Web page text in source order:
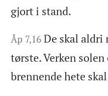
gjort i stand.
Åp 7,16 De skal aldri
tørste. Verken
brennende hete